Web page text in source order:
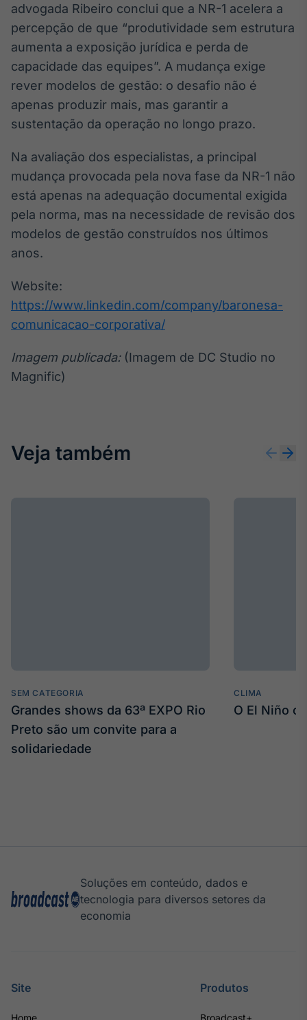
advogada Ribeiro conclui que a NR-1 acelera a
percepção de que “produtividade sem estrutura
aumenta a exposição jurídica e perda de
capacidade das equipes”. A mudança exige
rever modelos de gestão: o desafio não é
apenas produzir mais, mas garantir a
sustentação da operação no longo prazo.
Na avaliação dos especialistas, a principal
mudança provocada pela nova fase da NR-1 não
está apenas na adequação documental exigida
pela norma, mas na necessidade de revisão dos
modelos de gestão construídos nos últimos
anos.
Website:
https://www.linkedin.com/company/baronesa-
comunicacao-corporativa/
Imagem publicada:(Imagem de DC Studio no
Magnific)
Veja também
SEM CATEGORIA
Grandes shows da 63ª EXPO Rio
Preto são um convite para a
solidariedade
CLIMA
O El Niño
Soluções em conteúdo, dados e
tecnologia para diversos setores da
economia
Site
Home
Produtos
Broadcast+